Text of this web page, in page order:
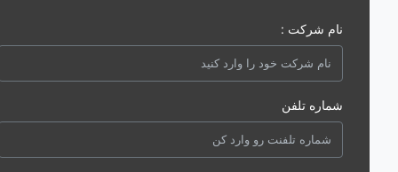
نام شرکت :
شماره تلفن